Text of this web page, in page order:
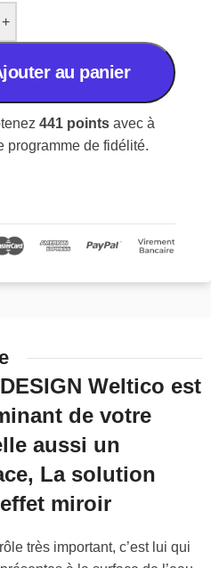
+
au panier
441 pointsavec à
programme de fidélité.
Weltico est
de votre
aussi un
La solution
miroir
très important, c’est lui qui